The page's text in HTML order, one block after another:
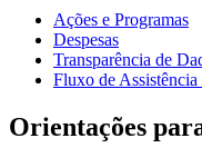
Ações e Programas
Despesas
Transparência de
Fluxo de Assistência
Orientações